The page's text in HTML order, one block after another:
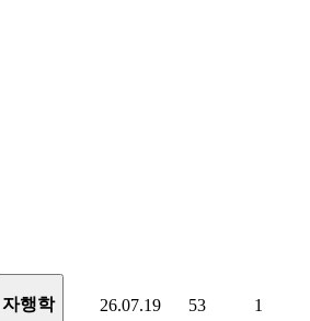
자행학 26.07.19 53 1